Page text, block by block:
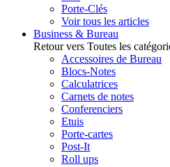
Porte-Clés
Voir tous les articles
Business & Bureau
Retour vers Toutes les
Accessoires de Bureau
Blocs-Notes
Calculatrices
Carnets de notes
Conferenciers
Etuis
Porte-cartes
Post-It
Roll ups